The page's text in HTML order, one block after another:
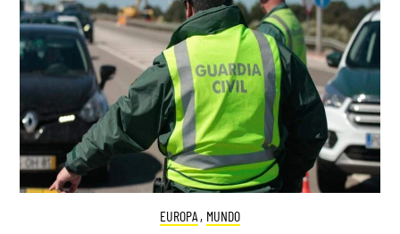
EUROPA , MUNDO